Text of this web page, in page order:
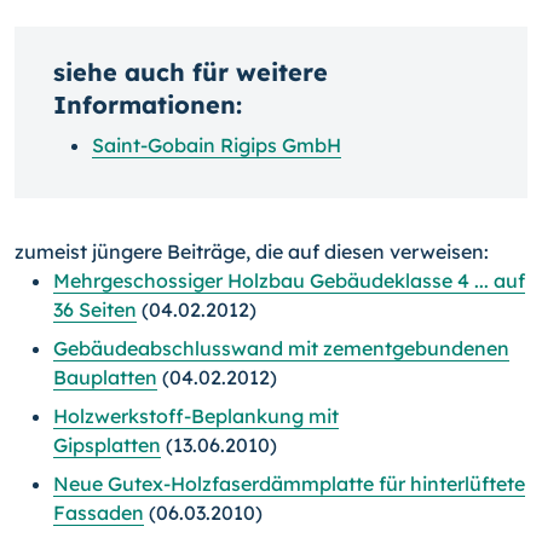
siehe auch für weitere
Informationen:
Saint-Gobain Rigips GmbH
zumeist jüngere Beiträge, die auf diesen verweisen:
Mehrgeschossiger Holzbau Gebäudeklasse 4 ... auf
36 Seiten (04.02.2012)
Gebäudeabschlusswand mit zementgebundenen
Bauplatten (04.02.2012)
Holzwerkstoff-Beplankung mit
Gipsplatten (13.06.2010)
Neue Gutex-Holzfaserdämmplatte für hinterlüftete
Fassaden (06.03.2010)